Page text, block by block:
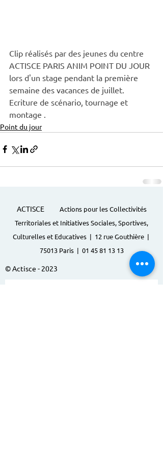
Clip réalisés par des jeunes du centre
ACTISCE PARIS ANIM POINT DU JOUR
lors d'un stage pendant la première
semaine des vacances de juillet.
Ecriture de scénario, tournage et
montage .
Point du jour
ACTISCE
Actions pour les Collectivités
Territoriales et Initiatives Sociales, Sportives,
Culturelles et Educatives | 12 rue Gouthière |
75013 Paris | 01 45 81 13 13
© Actisce - 2023